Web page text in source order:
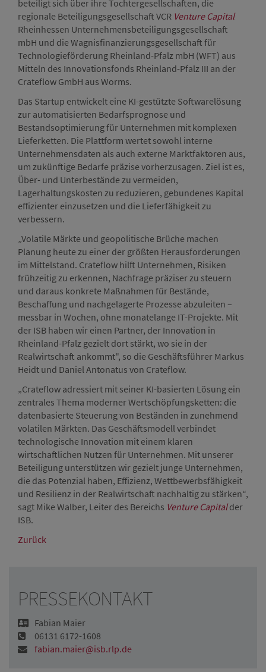
beteiligt sich über ihre Tochtergesellschaften, die
regionale Beteiligungsgesellschaft VCR Venture Capital
Rheinhessen Unternehmensbeteiligungsgesellschaft
mbH und die Wagnisfinanzierungsgesellschaft für
Technologieförderung Rheinland-Pfalz mbH (WFT) aus
Mitteln des Innovationsfonds Rheinland-Pfalz III an der
Crateflow GmbH aus Worms.
Das Startup entwickelt eine KI-gestützte Softwarelösung
zur automatisierten Bedarfsprognose und
Bestandsoptimierung für Unternehmen mit komplexen
Lieferketten. Die Plattform wertet sowohl interne
Unternehmensdaten als auch externe Marktfaktoren aus,
um zukünftige Bedarfe präzise vorherzusagen. Ziel ist es,
Über- und Unterbestände zu vermeiden,
Lagerhaltungskosten zu reduzieren, gebundenes Kapital
effizienter einzusetzen und die Lieferfähigkeit zu
verbessern.
„Volatile Märkte und geopolitische Brüche machen
Planung heute zu einer der größten Herausforderungen
im Mittelstand. Crateflow hilft Unternehmen, Risiken
frühzeitig zu erkennen, Nachfrage präziser zu steuern
und daraus konkrete Maßnahmen für Bestände,
Beschaffung und nachgelagerte Prozesse abzuleiten –
messbar in Wochen, ohne monatelange IT-Projekte. Mit
der ISB haben wir einen Partner, der Innovation in
Rheinland-Pfalz gezielt dort stärkt, wo sie in der
Realwirtschaft ankommt", so die Geschäftsführer Markus
Heidt und Daniel Antonatus von Crateflow.
„Crateflow adressiert mit seiner KI-basierten Lösung ein
zentrales Thema moderner Wertschöpfungsketten: die
datenbasierte Steuerung von Beständen in zunehmend
volatilen Märkten. Das Geschäftsmodell verbindet
technologische Innovation mit einem klaren
wirtschaftlichen Nutzen für Unternehmen. Mit unserer
Beteiligung unterstützen wir gezielt junge Unternehmen,
die das Potenzial haben, Effizienz, Wettbewerbsfähigkeit
und Resilienz in der Realwirtschaft nachhaltig zu stärken“,
sagt Mike Walber, Leiter des Bereichs Venture Capitalder
ISB.
Zurück
PRESSEKONTAKT
Fabian Maier
06131 6172-1608
fabian.maier@isb.rlp.de